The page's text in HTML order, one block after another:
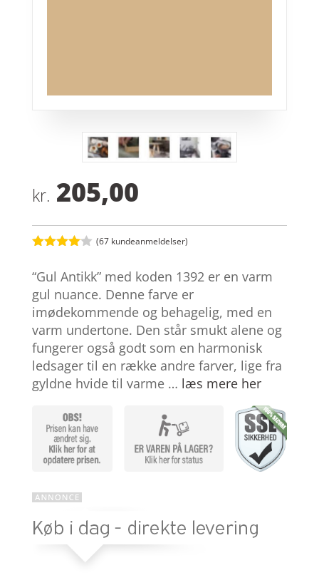
kr. 205,00
ud af 5
baseret
på
kundebed
ømmelse
r
(67 kundeanmeldelser)
“Gul Antikk” med koden 1392 er en varm
gul nuance. Denne farve er
imødekommende og behagelig, med en
varm undertone. Den står smukt alene og
fungerer også godt som en harmonisk
ledsager til en række andre farver, lige fra
gyldne hvide til varme … læs mere her